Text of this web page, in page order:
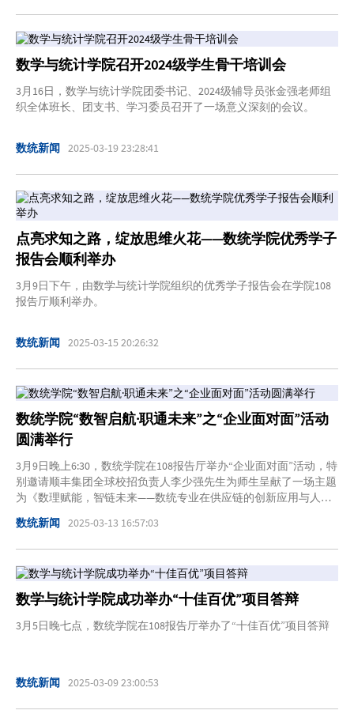
数学与统计学院召开2024级学生骨干培训会
3月16日，数学与统计学院团委书记、2024级辅导员张金强老师组
织全体班长、团支书、学习委员召开了一场意义深刻的会议。
数统新闻 2025-03-19 23:28:41
点亮求知之路，绽放思维火花——数统学院优秀学子
报告会顺利举办
3月9日下午，由数学与统计学院组织的优秀学子报告会在学院108
报告厅顺利举办。
数统新闻 2025-03-15 20:26:32
数统学院“数智启航·职通未来”之“企业面对面”活动
圆满举行
3月9日晚上6:30，数统学院在108报告厅举办“企业面对面”活动，特
别邀请顺丰集团全球校招负责人李少强先生为师生呈献了一场主题
为《数理赋能，智链未来——数统专业在供应链的创新应用与人才
数统新闻 2025-03-13 16:57:03
数学与统计学院成功举办“十佳百优”项目答辩
3月5日晚七点，数统学院在108报告厅举办了“十佳百优”项目答辩
数统新闻 2025-03-09 23:00:53